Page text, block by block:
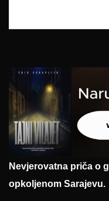
Nevjerovatna priča o
opkoljenom Sarajevu.